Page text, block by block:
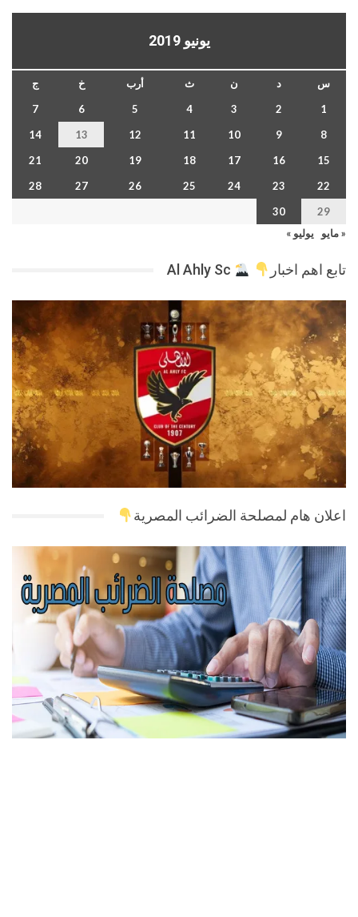
يونيو 2019
س د ن ث أرب خ
ج
1
2
3
4
5
6
7
8
9
10
11
12
13
14
15
16
17
18
19
20
21
22
23
24
25
26
27
28
29
30
« مايو
يوليو »
تابع اهم اخبار
اعلان هام لمصلحة الضرائب المصرية